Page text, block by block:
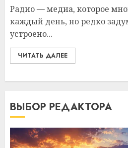
Радио — медиа, которое
каждый день, но редко
устроено...
ЧИТАТЬ ДАЛЕЕ
ВЫБОР РЕДАКТОРА